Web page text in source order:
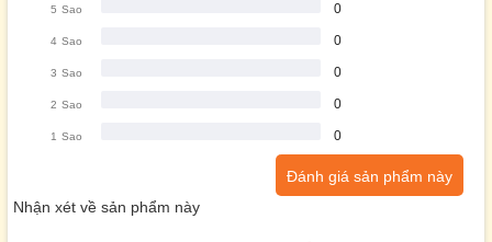
5 Sao 0
4 Sao 0
3 Sao 0
2 Sao 0
1 Sao 0
Đánh giá sản phẩm này
Nhận xét về sản phẩm này